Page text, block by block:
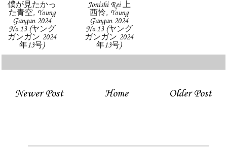
僕が見たかっ
た青空, Young
Gangan 2024
No.13 (ヤング
ガンガン 2024
年13号)
Jonishi Rei 上
西怜, Young
Gangan 2024
No.13 (ヤング
ガンガン 2024
年13号)
Newer Post Older Post
Home